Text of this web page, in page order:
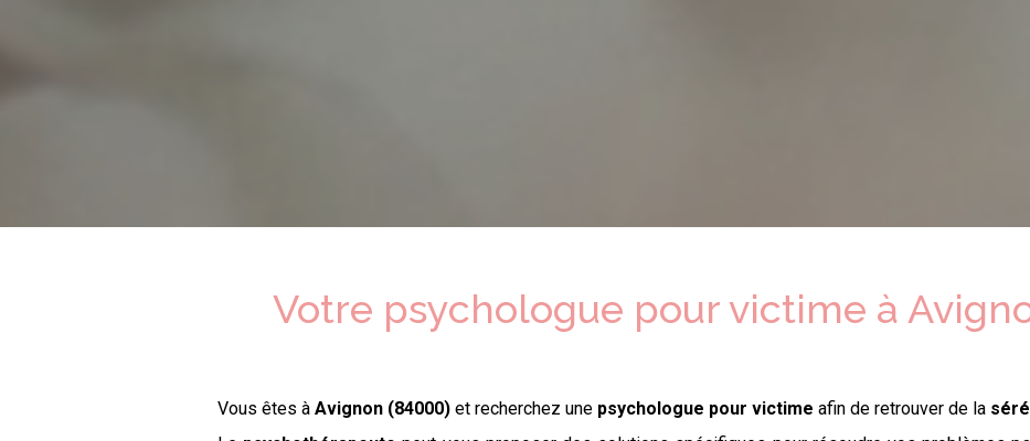
Votre psychologue pour victime à
Vous êtes àAvignon (84000) et recherchez une psychologue pour victime afin de retrouver de la